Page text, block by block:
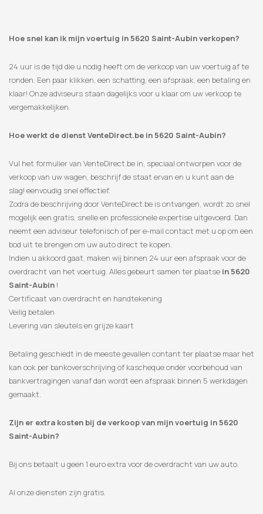
Hoe snel kan ik mijn voertuig in 5620 Saint-Aubin verkopen?
24 uur is de tijd die u nodig heeft om de verkoop van uw voertuig af te
ronden. Een paar klikken, een schatting, een afspraak, een betaling en
klaar! Onze adviseurs staan ​​dagelijks voor u klaar om uw verkoop te
vergemakkelijken.
Hoe werkt de dienst VenteDirect.be in 5620 Saint-Aubin?
Vul het formulier van VenteDirect.be in, speciaal ontworpen voor de
verkoop van uw wagen, beschrijf de staat ervan en u kunt aan de
slag! eenvoudig snel effectief.
Zodra de beschrijving door VenteDirect.be is ontvangen, wordt zo snel
mogelijk een gratis, snelle en professionele expertise uitgevoerd. Dan
neemt een adviseur telefonisch of per e-mail contact met u op om een
​​bod uit te brengen om uw auto direct te kopen.
Indien u akkoord gaat, maken wij binnen 24 uur een afspraak voor de
overdracht van het voertuig. Alles gebeurt samen ter plaatse in 5620
Saint-Aubin !
Certificaat van overdracht en handtekening
Veilig betalen
Levering van sleutels en grijze kaart
Betaling geschiedt in de meeste gevallen contant ter plaatse maar het
kan ook per bankoverschrijving of kascheque onder voorbehoud van
bankvertragingen vanaf dan wordt een afspraak binnen 5 werkdagen
gemaakt.
Zijn er extra kosten bij de verkoop van mijn voertuig in 5620
Saint-Aubin?
Bij ons betaalt u geen 1 euro extra voor de overdracht van uw auto.
Al onze diensten zijn gratis.